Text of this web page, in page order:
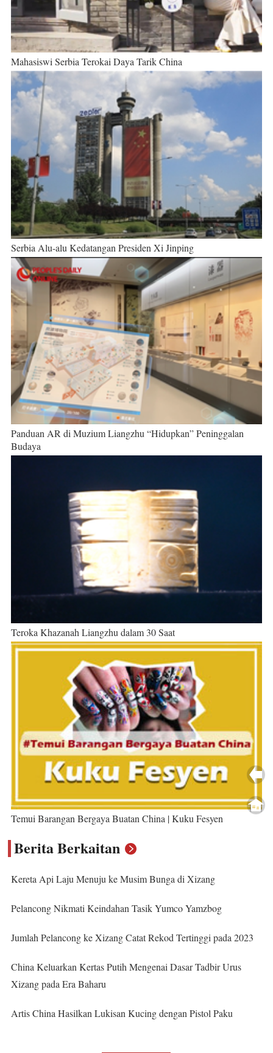
Mahasiswi Serbia Terokai Daya Tarik China
Serbia Alu-alu Kedatangan Presiden Xi Jinping
Panduan AR di Muzium Liangzhu “Hidupkan” Peninggalan
Budaya
Teroka Khazanah Liangzhu dalam 30 Saat
Temui Barangan Bergaya Buatan China | Kuku Fesyen
Berita Berkaitan
Kereta Api Laju Menuju ke Musim Bunga di Xizang
Pelancong Nikmati Keindahan Tasik Yumco Yamzbog
Jumlah Pelancong ke Xizang Catat Rekod Tertinggi pada 2023
China Keluarkan Kertas Putih Mengenai Dasar Tadbir Urus
Xizang pada Era Baharu
Artis China Hasilkan Lukisan Kucing dengan Pistol Paku